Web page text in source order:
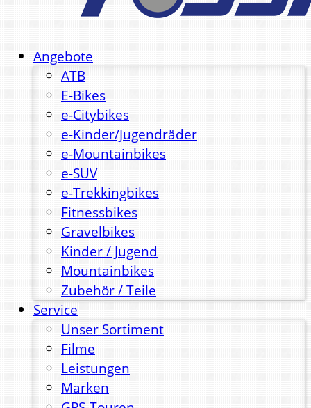
Angebote
ATB
E-Bikes
e-Citybikes
e-Kinder/Jugendräder
e-Mountainbikes
e-SUV
e-Trekkingbikes
Fitnessbikes
Gravelbikes
Kinder / Jugend
Mountainbikes
Zubehör / Teile
Service
Unser Sortiment
Filme
Leistungen
Marken